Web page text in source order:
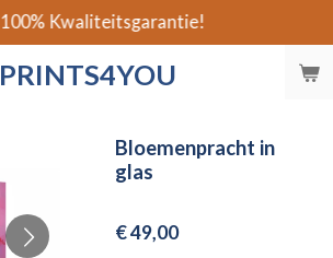
PRINTS4YOU
100% Kwaliteitsgarantie!
Bloemenpracht in
glas
€ 49,00